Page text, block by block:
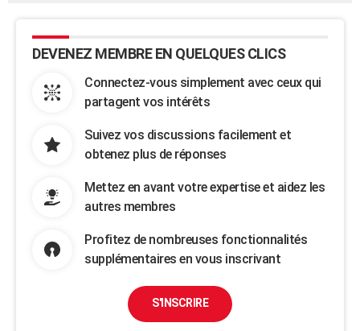
DEVENEZ MEMBRE EN QUELQUES CLICS
Connectez-vous simplement avec ceux qui
partagent vos intérêts
Suivez vos discussions facilement et
obtenez plus de réponses
Mettez en avant votre expertise et aidez les
autres membres
Profitez de nombreuses fonctionnalités
supplémentaires en vous inscrivant
S'INSCRIRE